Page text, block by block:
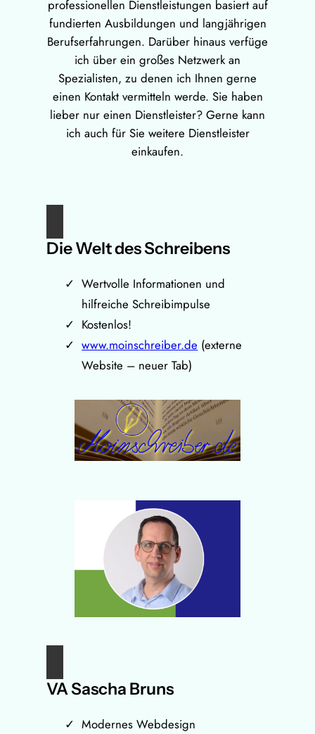
professionellen Dienstleistungen basiert auf
fundierten Ausbildungen und langjährigen
Berufserfahrungen. Darüber hinaus verfüge
ich über ein großes Netzwerk an
Spezialisten, zu denen ich Ihnen gerne
einen Kontakt vermitteln werde. Sie haben
lieber nur einen Dienstleister? Gerne kann
ich auch für Sie weitere Dienstleister
einkaufen.
Die Welt des Schreibens
Wertvolle Informationen und
hilfreiche Schreibimpulse
Kostenlos!
www.moinschreiber.de (externe
Website – neuer Tab)
VA Sascha Bruns
Modernes Webdesign